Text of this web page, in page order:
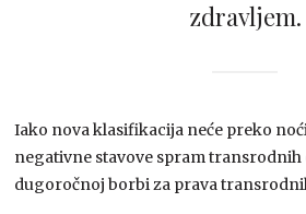
zdravljem.
Iako nova klasifikacija neće preko
negativne stavove spram transrodnih
dugoročnoj borbi za prava